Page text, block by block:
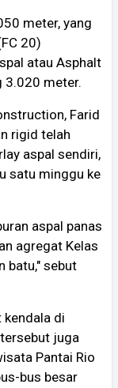
meter, yang
20)
atau Asphalt
3.020 meter.
Farid
rigid telah
aspal sendiri,
satu minggu ke
aspal panas
agregat Kelas
batu," sebut
kendala di
juga
Pantai Rio
bus besar